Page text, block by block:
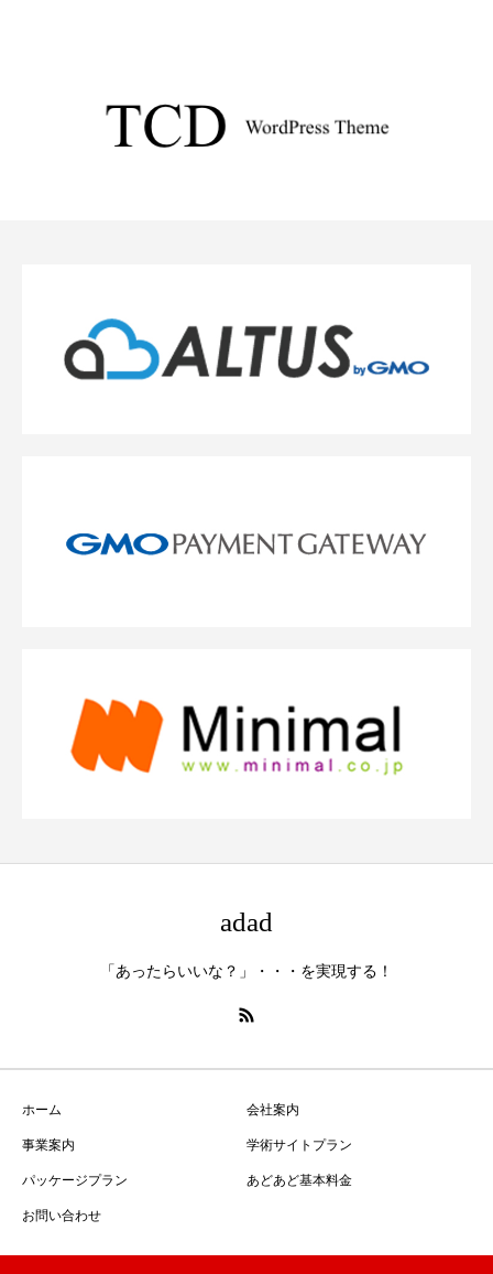
adad
「あったらいいな？」・・・を実現する！
ホーム
会社案内
事業案内
学術サイトプラン
パッケージプラン
あどあど基本料金
お問い合わせ